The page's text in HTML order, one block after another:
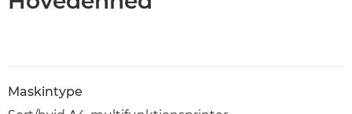
Maskintype